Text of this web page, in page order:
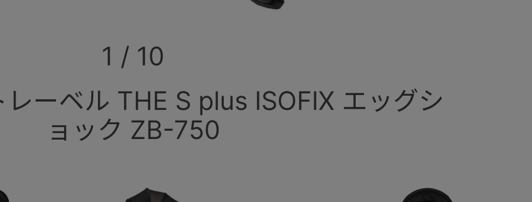
ーベル THE S plus ISOFIX エッグシ
ョック ZB-750
1 / 10